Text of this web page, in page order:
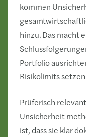
kommen
hinzu. Das macht
Portfolio
Risikolimits
Prüferisch
Unsicherheit
ist, dass sie klar